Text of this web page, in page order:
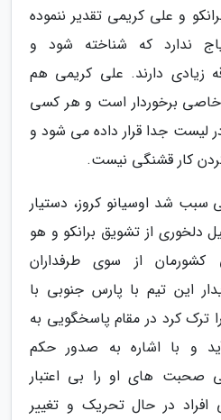
و علی کریمی تقدیر ننموده
ندارد که شناخته شود و
زیادی دارند. علی کریمی هم
خاصی برخوردار است و هر کسی
لیست جدا قرار داده می شود و
کار قشنگی نیست.
سبب شد اوسیانو کروز، دستیار
دلخوری از تشویق برانکو و هو
از سوی طرفداران
2 نیمه دیدار این تیم با پارس جنوبی با
ترک کرد در مقام پاسخگویی به
و با اشاره به صدور حکم
پیروانی صحبت های او را بی اعتبار
افراد در حال تحریک و تغییر